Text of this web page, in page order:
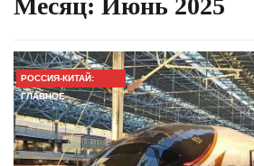
Месяц: Июнь 2025
РОССИЯ-КИТАЙ:
ГЛАВНОЕ